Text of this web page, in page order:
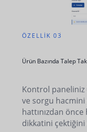
ÖZELLIK 03
Ürün Bazında Talep
Kontrol paneliniz
ve sorgu
hattınızdan
dikkatini